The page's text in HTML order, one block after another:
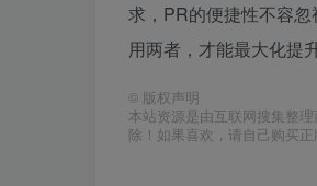
求，PR的便捷性不容
用两者，才能最大化提
© 版权声明
本站资源是由互联网搜集整
除！如果喜欢，请自己购买